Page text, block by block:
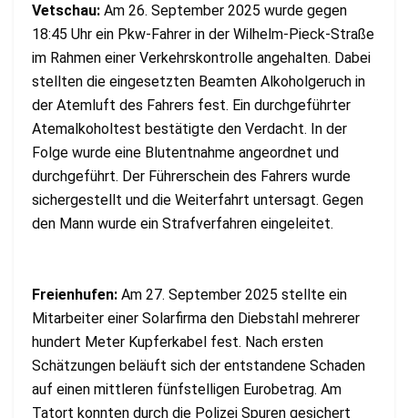
Vetschau: Am 26. September 2025 wurde gegen
18:45 Uhr ein Pkw-Fahrer in der Wilhelm-Pieck-Straße
im Rahmen einer Verkehrskontrolle angehalten. Dabei
stellten die eingesetzten Beamten Alkoholgeruch in
der Atemluft des Fahrers fest. Ein durchgeführter
Atemalkoholtest bestätigte den Verdacht. In der
Folge wurde eine Blutentnahme angeordnet und
durchgeführt. Der Führerschein des Fahrers wurde
sichergestellt und die Weiterfahrt untersagt. Gegen
den Mann wurde ein Strafverfahren eingeleitet.
Freienhufen: Am 27. September 2025 stellte ein
Mitarbeiter einer Solarfirma den Diebstahl mehrerer
hundert Meter Kupferkabel fest. Nach ersten
Schätzungen beläuft sich der entstandene Schaden
auf einen mittleren fünfstelligen Eurobetrag. Am
Tatort konnten durch die Polizei Spuren gesichert